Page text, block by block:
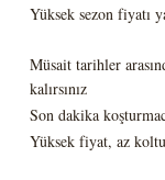
Yüksek sezon fiyatı
Müsait tarihler
kalırsınız
Son dakika
Yüksek fiyat, az